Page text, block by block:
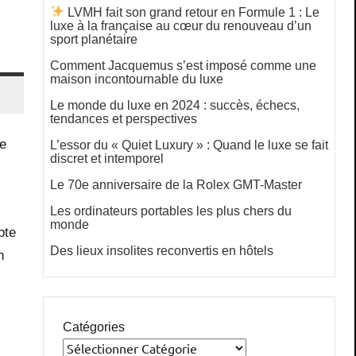
LVMH fait son grand retour en Formule 1 : Le
luxe à la française au cœur du renouveau d’un
sport planétaire
Comment Jacquemus s’est imposé comme une
maison incontournable du luxe
Le monde du luxe en 2024 : succès, échecs,
tendances et perspectives
L’essor du « Quiet Luxury » : Quand le luxe se fait
discret et intemporel
Le 70e anniversaire de la Rolex GMT-Master
Les ordinateurs portables les plus chers du
monde
Des lieux insolites reconvertis en hôtels
Catégories